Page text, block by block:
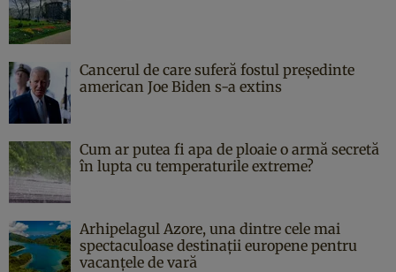
Cancerul de care suferă fostul președinte
american Joe Biden s-a extins
Cum ar putea fi apa de ploaie o armă secretă
în lupta cu temperaturile extreme?
Arhipelagul Azore, una dintre cele mai
spectaculoase destinații europene pentru
vacanțele de vară